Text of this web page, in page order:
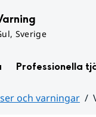
Sverige
Professionella
och varningar
varningar